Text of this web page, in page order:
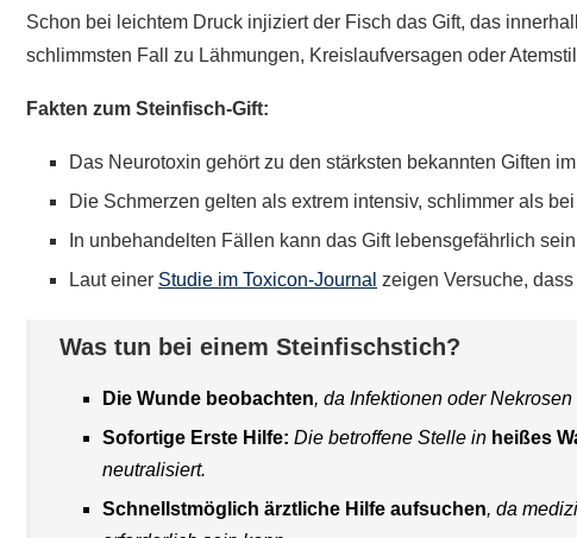
Schon bei leichtem Druck injiziert der Fisch das Gift, das
schlimmsten Fall zu Lähmungen, Kreislaufversagen oder
Fakten zum Steinfisch-Gift:
Das Neurotoxin gehört zu den stärksten bekannten Giften
Die Schmerzen gelten als extrem intensiv, schlimmer als
In unbehandelten Fällen kann das Gift lebensgefährlich
Laut einer Studie im Toxicon-Journal zeigen Versuche,
Was tun bei einem Steinfischstich?
Die Wunde beobachten, da Infektionen oder
Sofortige Erste Hilfe: Die betroffene Stelle in heißes
neutralisiert.
Schnellstmöglich ärztliche Hilfe aufsuchen, da